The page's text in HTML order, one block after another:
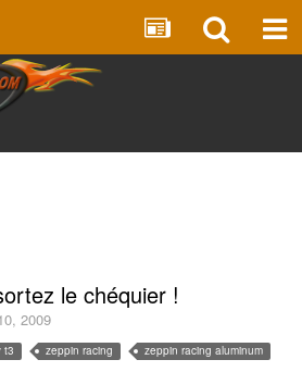
le chéquier !
2009
t3 zeppin racing zeppin racing aluminum